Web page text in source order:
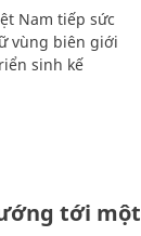
Nam tiếp sức
vùng biên giới
sinh kế
tới một